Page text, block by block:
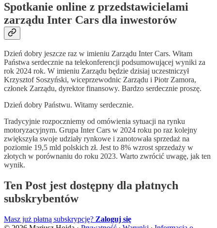
Spotkanie online z przedstawicielami
zarządu Inter Cars dla inwestorów
Dzień dobry jeszcze raz w imieniu Zarządu Inter Cars. Witam
Państwa serdecznie na telekonferencji podsumowującej wyniki za
rok 2024 rok. W imieniu Zarządu będzie dzisiaj uczestniczył
Krzysztof Soszyński, wiceprzewodnic Zarządu i Piotr Zamora,
członek Zarządu, dyrektor finansowy. Bardzo serdecznie proszę.
Dzień dobry Państwu. Witamy serdecznie.
Tradycyjnie rozpoczniemy od omówienia sytuacji na rynku
motoryzacyjnym. Grupa Inter Cars w 2024 roku po raz kolejny
zwiększyła swoje udziały rynkowe i zanotowała sprzedaż na
poziomie 19,5 mld polskich zł. Jest to 8% wzrost sprzedaży w
złotych w porównaniu do roku 2023. Warto zwrócić uwagę, jak ten
wynik.
Ten Post jest dostępny dla płatnych
subskrybentów
Masz już płatną subskrypcję? Zaloguj się